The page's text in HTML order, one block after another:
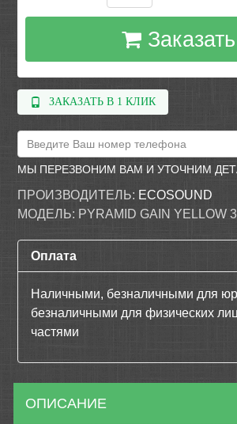
Заказать
ЗАКАЗАТЬ В 1 КЛИК
МЫ ПЕРЕЗВОНИМ ВАМ И УТОЧНИМ
ПРОИЗВОДИТЕЛЬ: ECOSOUND
МОДЕЛЬ: PYRAMID GAIN YELLOW
Оплата
Наличными, безналичными для
безналичными для физических
частями
ОПИСАНИЕ